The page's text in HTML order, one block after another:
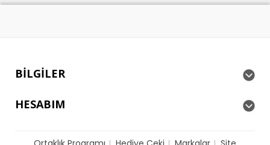
BILGILER
HESABIM